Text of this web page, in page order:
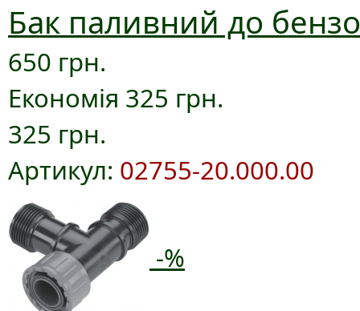
Бак паливний до
650 грн.
Економія 325 грн.
325 грн.
Артикул: 02755-20.000.00
-%